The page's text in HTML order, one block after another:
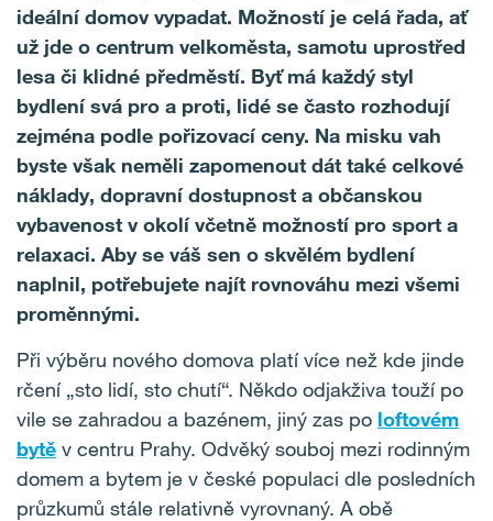
ideální domov vypadat. Možností je celá řada, ať
už jde o centrum velkoměsta, samotu uprostřed
lesa či klidné předměstí. Byť má každý styl
bydlení svá pro a proti, lidé se často rozhodují
zejména podle pořizovací ceny. Na misku vah
byste však neměli zapomenout dát také celkové
náklady, dopravní dostupnost a občanskou
vybavenost v okolí včetně možností pro sport a
relaxaci. Aby se váš sen o skvělém bydlení
naplnil, potřebujete najít rovnováhu mezi všemi
proměnnými.
Při výběru nového domova platí více než kde jinde
rčení „sto lidí, sto chutí“. Někdo odjakživa touží po
vile se zahradou a bazénem, jiný zas po loftovém
bytě v centru Prahy. Odvěký souboj mezi rodinným
domem a bytem je v české populaci dle posledních
průzkumů stále relativně vyrovnaný. A obě